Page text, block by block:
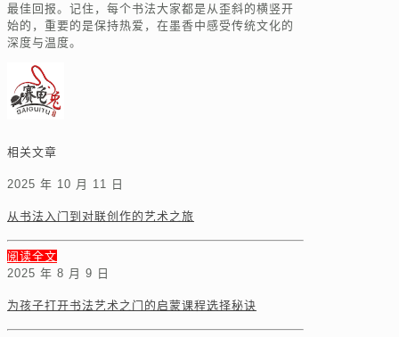
最佳回报。记住，每个书法大家都是从歪斜的横竖开
始的，重要的是保持热爱，在墨香中感受传统文化的
深度与温度。
相关文章
2025 年 10 月 11 日
从书法入门到对联创作的艺术之旅
阅读全文
2025 年 8 月 9 日
为孩子打开书法艺术之门的启蒙课程选择秘诀